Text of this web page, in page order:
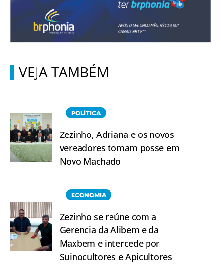
VEJA TAMBÉM
POLÍTICA
Zezinho, Adriana e os novos
vereadores tomam posse em
Novo Machado
ECONOMIA
Zezinho se reúne com a
Gerencia da Alibem e da
Maxbem e intercede por
Suinocultores e Apicultores